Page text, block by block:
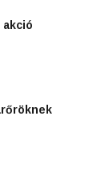
akció